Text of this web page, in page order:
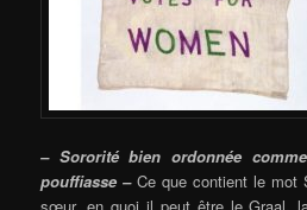
– Sororité bien ordonnée
pouffiasse –Ce que contient le